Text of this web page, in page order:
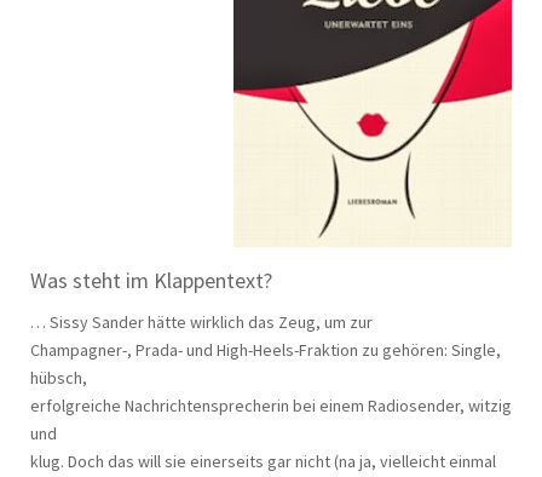
Was steht im Klappentext?
… Sissy Sander hätte wirklich das Zeug, um zur
Champagner-, Prada- und High-Heels-Fraktion zu gehören: Single,
hübsch,
erfolgreiche Nachrichtensprecherin bei einem Radiosender, witzig
und
klug. Doch das will sie einerseits gar nicht (na ja, vielleicht einmal